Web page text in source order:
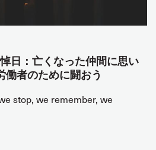
日：亡くなった仲間に思い
働者のために闘おう
stop, we remember, we